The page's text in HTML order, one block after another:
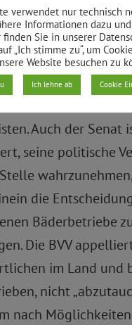
und das Gespräch
zu suchen. Als
des
des
Auch der Senat
seine politische
die
Bäderbetriebe
Die BVV
im Land und
nicht
nach
verwendet nur technisch
Informationen dazu
finden Sie in unserer
„Ich stimme zu“, um
Website besuchen zu
Ich lehne ab Cookie